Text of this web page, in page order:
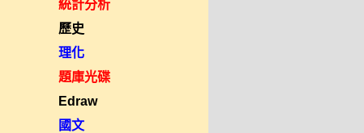
統計分析
歷史
理化
題庫光碟
Edraw
國文